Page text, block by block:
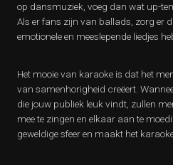
op dansmuziek, voeg dan wat up-
Als er fans zijn van ballads, zorg er
emotionele en meeslepende liedjes
Het mooie van karaoke is dat het
van samenhorigheid creëert.
die jouw publiek leuk vindt, zullen
mee te zingen en elkaar aan te
geweldige sfeer en maakt het